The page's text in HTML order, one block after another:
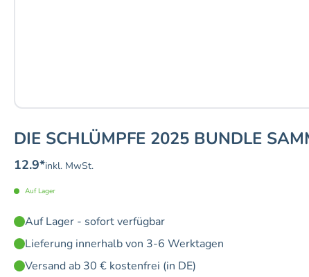
DIE SCHLÜMPFE 2025 BUNDLE
12.9*inkl. MwSt.
Auf Lager
Auf Lager - sofort verfügbar
Lieferung innerhalb von 3-6 Werktagen
Versand ab 30 € kostenfrei (in DE)